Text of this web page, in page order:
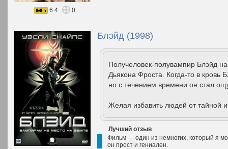
6.4
0
Блэйд (1998)
Получеловек-полувампир Блэйд
Дьякона Фроста. Когда-то в кровь
но с течением времени он стал
Желая избавить людей от тайной
Лучший отзыв
Фильм — один из немногих, который я
он прост и гениален.